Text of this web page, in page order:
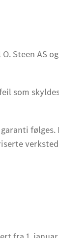
Steen AS
som